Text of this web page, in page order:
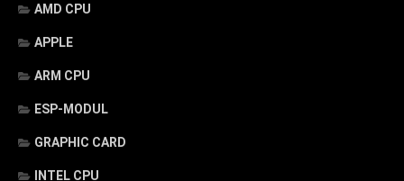
AMD CPU
APPLE
ARM CPU
ESP-MODUL
GRAPHIC CARD
INTEL CPU